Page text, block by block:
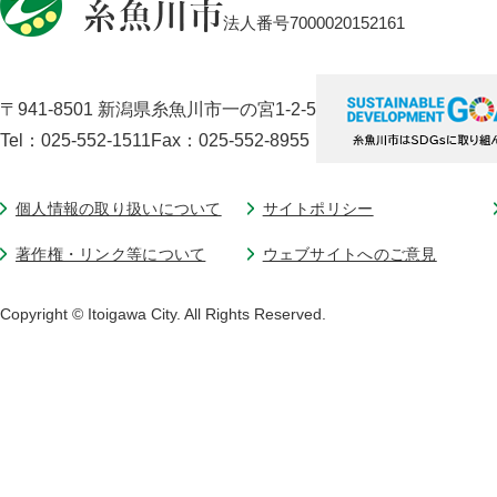
法人番号7000020152161
〒941-8501 新潟県糸魚川市一の宮1-2-5
Tel：025-552-1511Fax：025-552-8955
個人情報の取り扱いについて サイトポリシー
著作権・リンク等について ウェブサイトへのご意見
Copyright © Itoigawa City. All Rights Reserved.